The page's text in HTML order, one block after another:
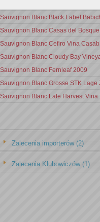
Sauvignon Blanc Black Label
Sauvignon Blanc Casas del
Sauvignon Blanc Cefiro Vina
Sauvignon Blanc Cloudy Bay
Sauvignon Blanc Fernleaf 2009
Sauvignon Blanc Grosse STK Lage
Sauvignon Blanc Late Harvest Vina
Zalecenia importerów (2)
Zalecenia Klubowiczów (1)